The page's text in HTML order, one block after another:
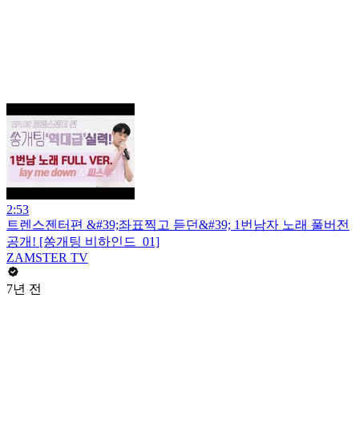
2:53
트렌스젠터편 &#39;좌표찍고 듣던&#39; 1번남자 노래 풀버전
공개! [쏭개팅 비하인드_01]
ZAMSTER TV
7년 전